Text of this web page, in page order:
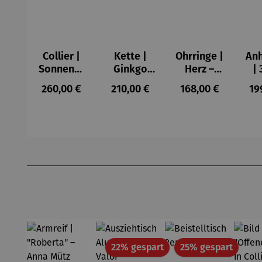
Collier |
Sonnensc
heibe mit
Malachitp
Regulärer Preis:
260,00 €
Kette |
Ginkgo
mit Achat
– Petra
Regulärer Preis:
210,00 €
Ohrringe |
Herz –
Juliet
Regulärer Preis:
168,00 €
22% gespartRabatt25% gespartRabatt